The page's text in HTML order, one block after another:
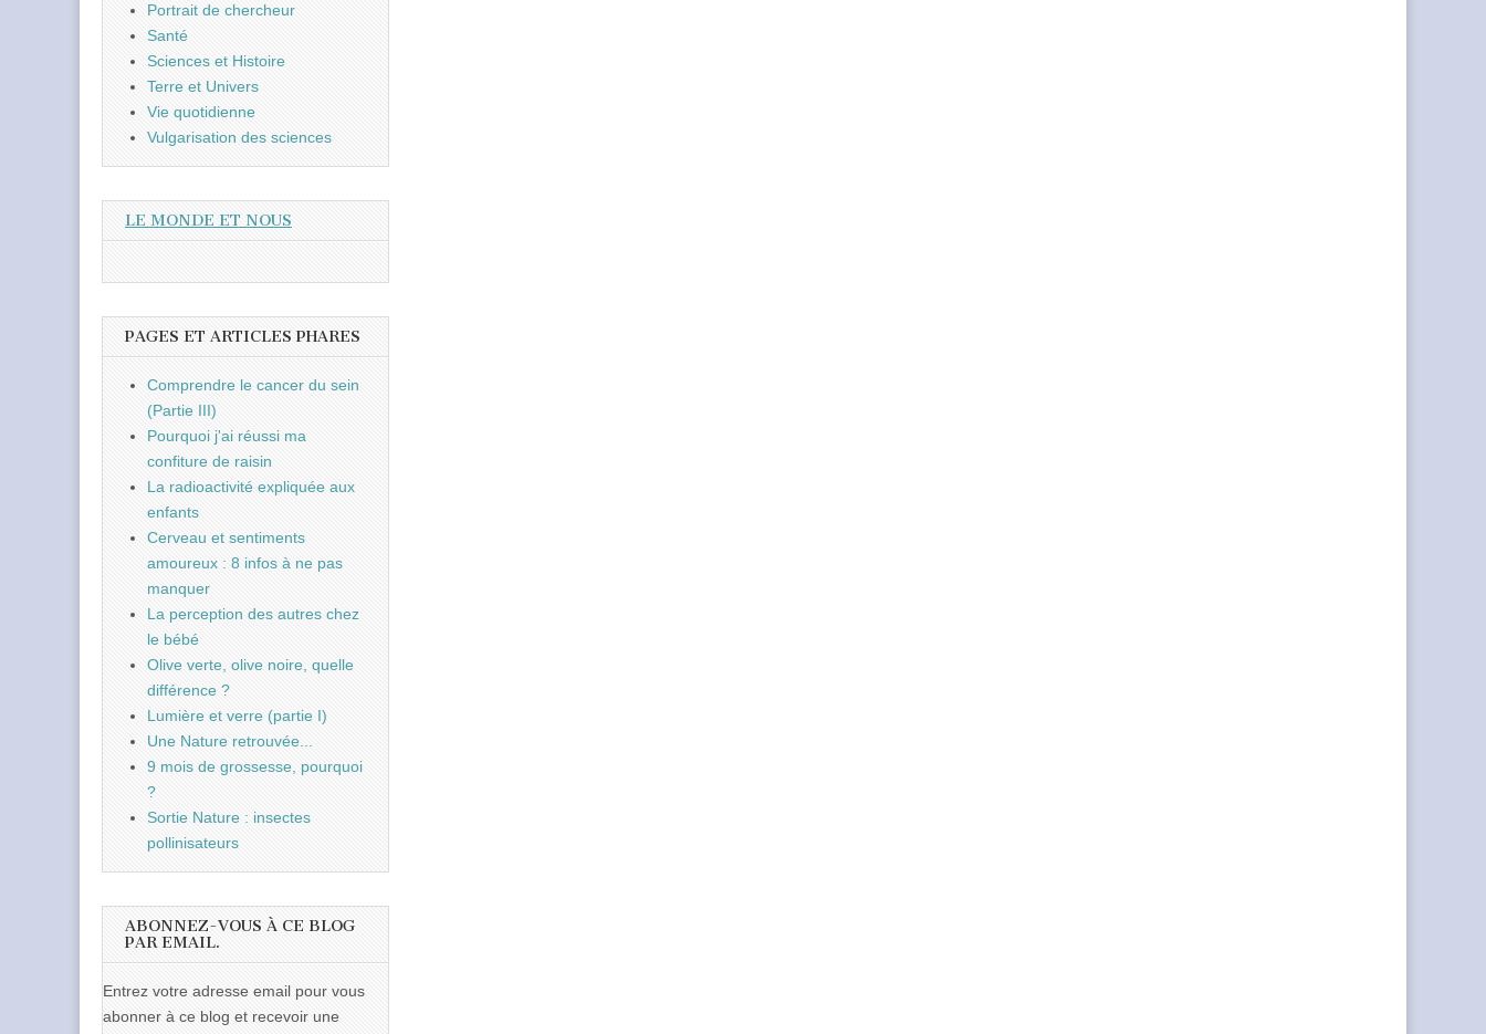
Portrait de chercheur
Santé
Sciences et Histoire
Terre et Univers
Vie quotidienne
Vulgarisation des sciences
LE MONDE ET NOUS
PAGES ET ARTICLES PHARES
Comprendre le cancer du sein
(Partie III)
Pourquoi j'ai réussi ma
confiture de raisin
La radioactivité expliquée aux
enfants
Cerveau et sentiments
amoureux : 8 infos à ne pas
manquer
La perception des autres chez
le bébé
Olive verte, olive noire, quelle
différence ?
Lumière et verre (partie I)
Une Nature retrouvée...
9 mois de grossesse, pourquoi
?
Sortie Nature : insectes
pollinisateurs
ABONNEZ-VOUS À CE BLOG
PAR EMAIL.
Entrez votre adresse email pour vous
abonner à ce blog et recevoir une